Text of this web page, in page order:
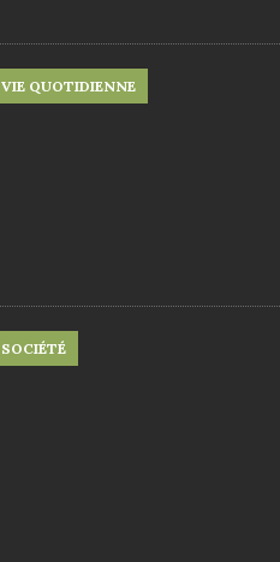
VIE QUOTIDIENNE
SOCIÉTÉ